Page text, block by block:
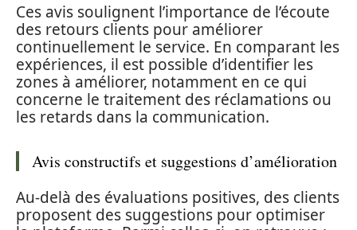
Ces avis soulignent l’importance de l’écoute
des retours clients pour améliorer
continuellement le service. En comparant les
expériences, il est possible d’identifier les
zones à améliorer, notamment en ce qui
concerne le traitement des réclamations ou
les retards dans la communication.
Avis constructifs et suggestions d’amélioration
Au-delà des évaluations positives, des clients
proposent des suggestions pour optimiser